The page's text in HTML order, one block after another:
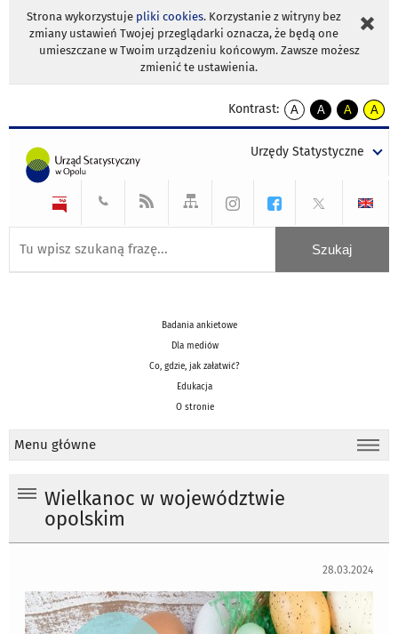
Strona wykorzystuje pliki cookies. Korzystanie z witryny bez
zmiany ustawień Twojej przeglądarki oznacza, że będą one
umieszczane w Twoim urządzeniu końcowym. Zawsze możesz
zmienić te ustawienia.
Kontrast:
A
kontrast
A
kontrast
tekst
czarnym
A
kontrast
tekst
czarnym
A
tekst
żółtym
Urzędy Statystyczne
Badania ankietowe
Dla mediów
Co, gdzie, jak załatwić?
Edukacja
O stronie
Menu główne
Wielkanoc w województwie
opolskim
28.03.2024